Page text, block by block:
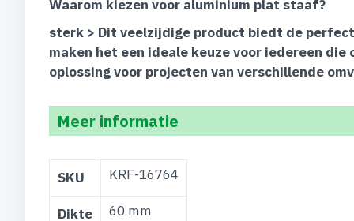
Waarom kiezen voor aluminium plat staaf?
sterk > Dit veelzijdige product biedt de
maken het een ideale keuze voor iedereen
oplossing voor projecten van verschillende
Meer informatie
informatie
SKU KRF-16764
Dikte 60 mm